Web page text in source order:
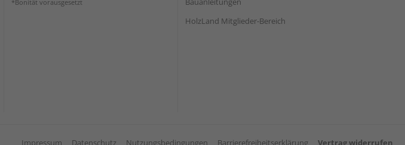
*Bonität vorausgesetzt
HolzLand Mitglieder-Bereich
Impressum Datenschutz Nutzungsbedingungen Barrierefreiheitserklärung Vertrag widerrufen